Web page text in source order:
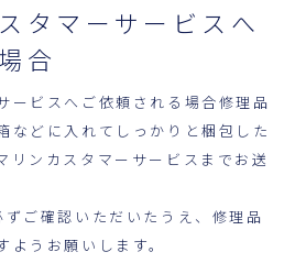
タマーサービスへ
合
ービスへご依頼される場合修理品
などに入れてしっかりと梱包した
リンカスタマーサービスまでお送
ご確認いただいたうえ、修理品
ようお願いします。